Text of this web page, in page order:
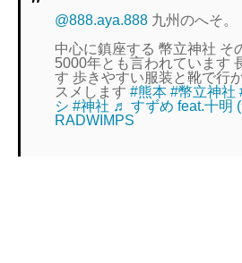
@888.aya.888 九州のへそ。
中心に鎮座する 幣立神社 そ
5000年とも言われています
す 歩きやすい服装と靴で行
スメします#熊本 #幣立神社
シ #神社 ♬ すずめ feat.十明
RADWIMPS